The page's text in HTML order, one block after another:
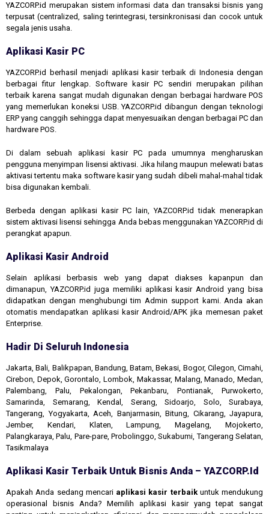
YAZCORP.id merupakan sistem informasi data dan transaksi bisnis yang
terpusat (centralized, saling terintegrasi, tersinkronisasi dan cocok untuk
segala jenis usaha.
Aplikasi Kasir PC
YAZCORP.id berhasil menjadi aplikasi kasir terbaik di Indonesia dengan
berbagai fitur lengkap. Software kasir PC sendiri merupakan pilihan
terbaik karena sangat mudah digunakan dengan berbagai hardware POS
yang memerlukan koneksi USB. YAZCORP.id dibangun dengan teknologi
ERP yang canggih sehingga dapat menyesuaikan dengan berbagai PC dan
hardware POS.
Di dalam sebuah aplikasi kasir PC pada umumnya mengharuskan
pengguna menyimpan lisensi aktivasi. Jika hilang maupun melewati batas
aktivasi tertentu maka software kasir yang sudah dibeli mahal-mahal tidak
bisa digunakan kembali.
Berbeda dengan aplikasi kasir PC lain, YAZCORP.id tidak menerapkan
sistem aktivasi lisensi sehingga Anda bebas menggunakan YAZCORP.id di
perangkat apapun.
Aplikasi Kasir Android
Selain aplikasi berbasis web yang dapat diakses kapanpun dan
dimanapun, YAZCORP.id juga memiliki aplikasi kasir Android yang bisa
didapatkan dengan menghubungi tim Admin support kami. Anda akan
otomatis mendapatkan aplikasi kasir Android/APK jika memesan paket
Enterprise.
Hadir Di Seluruh Indonesia
Jakarta, Bali, Balikpapan, Bandung, Batam, Bekasi, Bogor, Cilegon, Cimahi,
Cirebon, Depok, Gorontalo, Lombok, Makassar, Malang, Manado, Medan,
Palembang, Palu, Pekalongan, Pekanbaru, Pontianak, Purwokerto,
Samarinda, Semarang, Kendal, Serang, Sidoarjo, Solo, Surabaya,
Tangerang, Yogyakarta, Aceh, Banjarmasin, Bitung, Cikarang, Jayapura,
Jember, Kendari, Klaten, Lampung, Magelang, Mojokerto,
Palangkaraya, Palu, Pare-pare, Probolinggo, Sukabumi, Tangerang Selatan,
Tasikmalaya
Aplikasi Kasir Terbaik Untuk Bisnis Anda – YAZCORP.id
Apakah Anda sedang mencari aplikasi kasir terbaikuntuk mendukung
operasional bisnis Anda? Memilih aplikasi kasir yang tepat sangat